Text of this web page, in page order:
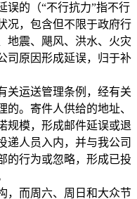
误的（“不行抗力”指不行
况，包含但不限于政府行
地震、飓风、洪水、火灾
司原因形成延误，归于补
关运送管理条例，经有关
。寄件人供给的地址、
规模，形成邮件延误或退
递人员入内，并与我公司
的行为或忽略，形成已投
，而周六、周日和大众节